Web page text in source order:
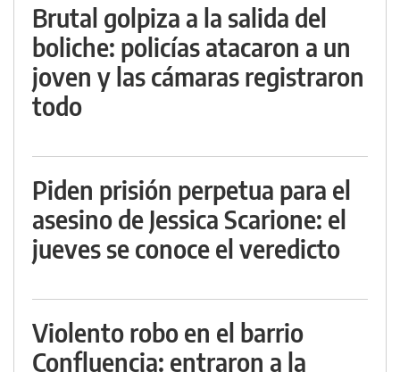
Brutal golpiza a la salida del
boliche: policías atacaron a un
joven y las cámaras registraron
todo
Piden prisión perpetua para el
asesino de Jessica Scarione: el
jueves se conoce el veredicto
Violento robo en el barrio
Confluencia: entraron a la